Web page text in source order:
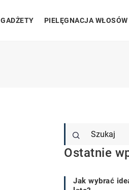
GADŻETY PIELĘGNACJA
Ostatnie
Jak wybrać